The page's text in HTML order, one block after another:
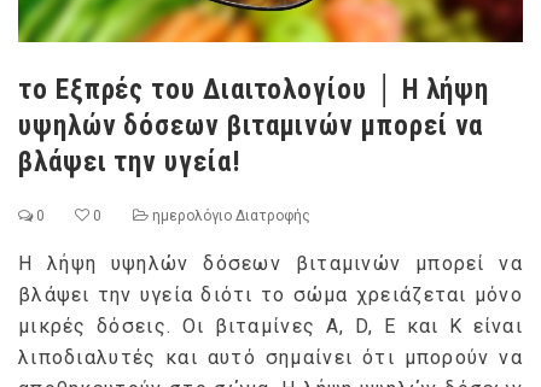
το Εξπρές του Διαιτολογίου │ Η λήψη
υψηλών δόσεων βιταμινών μπορεί να
βλάψει την υγεία!
0 0 ημερολόγιο Διατροφής
Η λήψη υψηλών δόσεων βιταμινών μπορεί να
βλάψει την υγεία διότι το σώμα χρειάζεται μόνο
μικρές δόσεις. Οι βιταμίνες Α, D, Ε και Κ είναι
λιποδιαλυτές και αυτό σημαίνει ότι μπορούν να